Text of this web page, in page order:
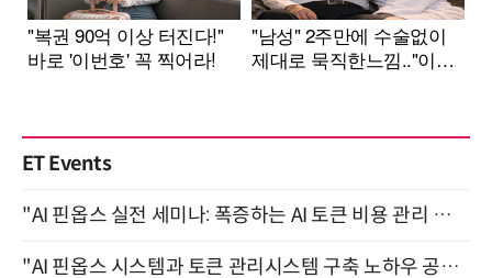
ET Events
"AI 핀옵스 실전 세미나: 폭증하는 AI 토큰 비용 관리 전략" 8월 21일 개최
"AI 핀옵스 시스템과 토큰 관리시스템 구축 노하우 공개" 잠실 한국광고문화회관 2층 대회의실 (8/21)